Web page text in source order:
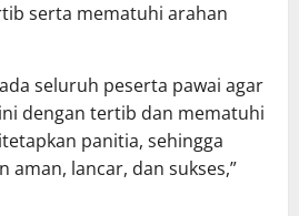
serta mematuhi arahan
seluruh peserta pawai agar
dengan tertib dan mematuhi
panitia, sehingga
aman, lancar, dan sukses,”